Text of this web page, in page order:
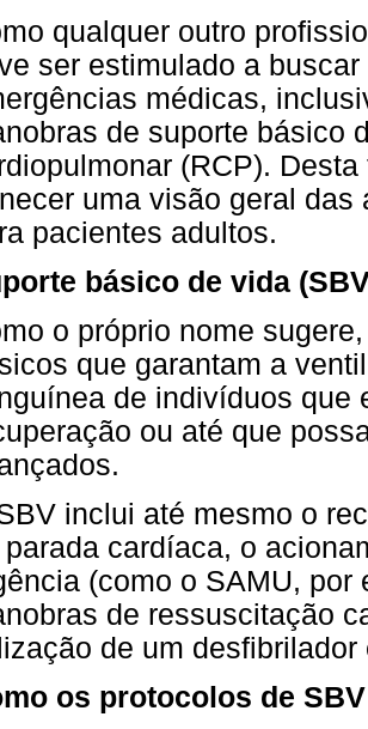
qualquer outro
ser estimulado a
médicas,
de suporte básico
(RCP).
uma visão geral
pacientes adultos.
básico de vida
o próprio nome
que garantam a
de indivíduos que
ou até que
inclui até mesmo o
parada cardíaca, o
(como o SAMU,
de ressuscitação
de um
os protocolos de